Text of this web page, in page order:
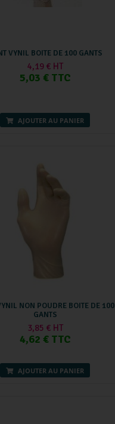
VYNIL BOITE DE 100 GANTS
4,19 € HT
5,03 € TTC
AJOUTER AU PANIER
NON POUDRE BOITE DE 100
GANTS
3,85 € HT
4,62 € TTC
AJOUTER AU PANIER